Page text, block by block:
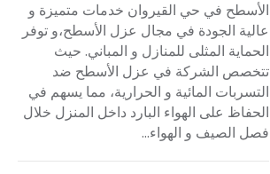
الأسطح في حي القيروان خدمات متميزة و
عالية الجودة في مجال عزل الأسطح،و توفر
الحماية المثلى للمنازل و المباني. حيث
تتخصص الشركة في عزل الأسطح ضد
التسربات المائية و الحرارية، مما يسهم في
الحفاظ على الهواء البارد داخل المنزل خلال
فصل الصيف و الهواء...